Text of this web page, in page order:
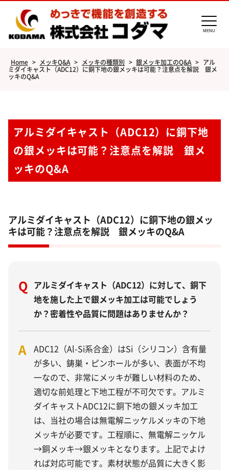
MENU
Home > メッキQ&A > メッキの種類別 > 銀メッキ加工のQ&A > アル
ミダイキャスト（ADC12）に銅下地の銀メッキは可能？注意点を解説 銀メ
ッキのQ&A
アルミダイキャスト（ADC12）に銅下地
の銀メッキは可能？注意点を解説 銀メ
ッキのQ&A
アルミダイキャスト（ADC12）に銅下地の銀メッ
キは可能？注意点を解説 銀メッキのQ&A
Q アルミダイキャスト（ADC12）に対して、銅下
地を施した上で銀メッキ加工は可能でしょう
か？密着性や品質に問題はありませんか？
A
ADC12（Al-Si系合金）はSi（シリコン）含有量
が多い、鋳巣・ピンホールが多い、表面が不均
一なので、非常にメッキが難しい材料のため、
適切な前処理と下地工程が不可欠です。アルミ
ダイキャストADC12に銅下地の銀メッキ加工
は、当社の場合は無電解ニッケルメッキの下地
メッキが必要です。工程順に、無電解ニッケル
→銅メッキ→銀メッキとなります。上記でよけ
れば対応可能です。素材状態が品質に大きく影